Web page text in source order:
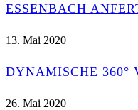
ESSENBACH
13. Mai 2020
DYNAMISCHE
26. Mai 2020